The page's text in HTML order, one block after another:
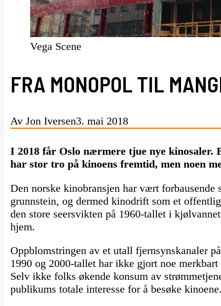
Vega Scene
FRA MONOPOL TIL
Av Jon Iversen3. mai 2018
I 2018 får Oslo nærmere tjue nye kinosaler.
har stor tro på kinoens fremtid, men noen
Den norske kinobransjen har vært
grunnstein, og dermed kinodrift som et
den store seersvikten på 1960-tallet i
hjem.
Oppblomstringen av et utall fjernsynskanaler
1990 og 2000-tallet har ikke gjort noe
Selv ikke folks økende konsum av
publikums totale interesse for å besøke